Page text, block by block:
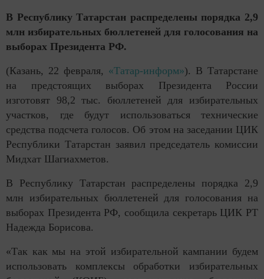
В Республику Татарстан распределены порядка 2,9
млн избирательных бюллетеней для голосования на
выборах Президента РФ.
(Казань, 22 февраля, «Татар-информ»). В Татарстане
на предстоящих выборах Президента России
изготовят 98,2 тыс. бюллетеней для избирательных
участков, где будут использоваться технические
средства подсчета голосов. Об этом на заседании ЦИК
Республики Татарстан заявил председатель комиссии
Мидхат Шагиахметов.
В Республику Татарстан распределены порядка 2,9
млн избирательных бюллетеней для голосования на
выборах Президента РФ, сообщила секретарь ЦИК РТ
Надежда Борисова.
«Так как мы на этой избирательной кампании будем
использовать комплексы обработки избирательных